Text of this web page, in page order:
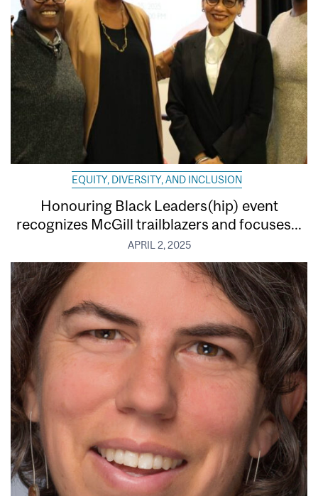
EQUITY, DIVERSITY, AND INCLUSION
Honouring Black Leaders(hip) event
recognizes McGill trailblazers and focuses...
APRIL 2, 2025